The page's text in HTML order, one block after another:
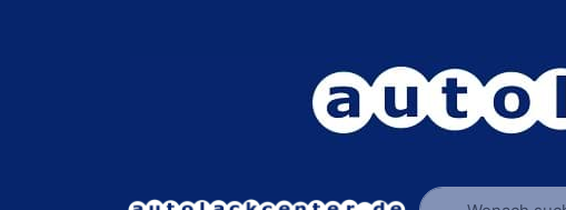
Geben Sie einen